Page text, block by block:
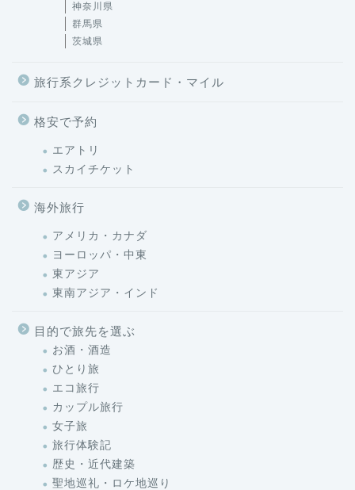
神奈川県
群馬県
茨城県
旅行系クレジットカード・マイル
格安で予約
エアトリ
スカイチケット
海外旅行
アメリカ・カナダ
ヨーロッパ・中東
東アジア
東南アジア・インド
目的で旅先を選ぶ
お酒・酒造
ひとり旅
エコ旅行
カップル旅行
女子旅
旅行体験記
歴史・近代建築
聖地巡礼・ロケ地巡り